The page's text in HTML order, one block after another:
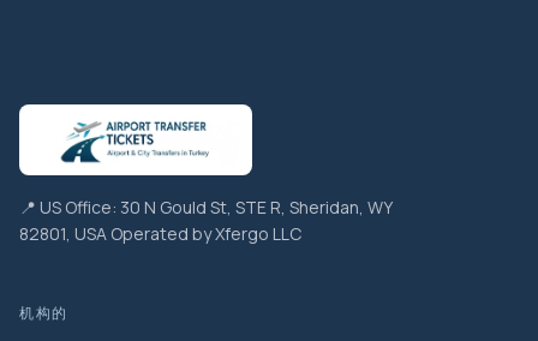
📍 US Office: 30 N Gould St, STE R, Sheridan, WY
82801, USA Operated by Xfergo LLC
机构的